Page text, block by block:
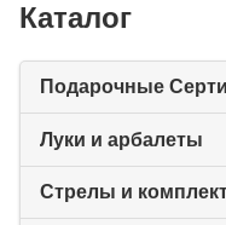
Каталог
Подарочные
Луки и арбалеты
Стрелы и